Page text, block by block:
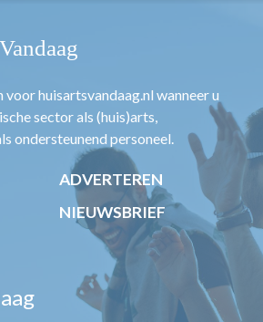
voor huisartsvandaag.nl wanneer u
sector als (huis)arts,
ondersteunend personeel.
ADVERTEREN
NIEUWSBRIEF